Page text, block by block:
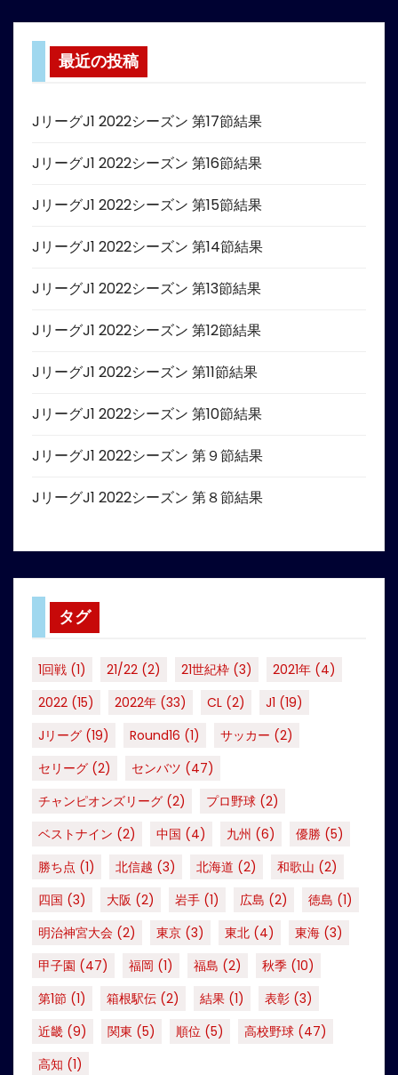
最近の投稿
JリーグJ1 2022シーズン 第17節結果
JリーグJ1 2022シーズン 第16節結果
JリーグJ1 2022シーズン 第15節結果
JリーグJ1 2022シーズン 第14節結果
JリーグJ1 2022シーズン 第13節結果
JリーグJ1 2022シーズン 第12節結果
JリーグJ1 2022シーズン 第11節結果
JリーグJ1 2022シーズン 第10節結果
JリーグJ1 2022シーズン 第９節結果
JリーグJ1 2022シーズン 第８節結果
タグ
1回戦 (1) 21/22 (2) 21世紀枠 (3) 2021年 (4)
2022 (15) 2022年 (33) CL (2) J1 (19)
Jリーグ (19) Round16 (1) サッカー (2)
セリーグ (2) センバツ (47)
チャンピオンズリーグ (2) プロ野球 (2)
ベストナイン (2) 中国 (4) 九州 (6) 優勝 (5)
勝ち点 (1) 北信越 (3) 北海道 (2) 和歌山 (2)
四国 (3) 大阪 (2) 岩手 (1) 広島 (2) 徳島 (1)
明治神宮大会 (2) 東京 (3) 東北 (4) 東海 (3)
甲子園 (47) 福岡 (1) 福島 (2) 秋季 (10)
第1節 (1) 箱根駅伝 (2) 結果 (1) 表彰 (3)
近畿 (9) 関東 (5) 順位 (5) 高校野球 (47)
高知 (1)